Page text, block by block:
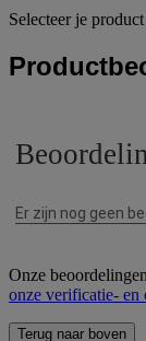
Selecteer je
Onze
onze verificatie- en
Terug naar boven